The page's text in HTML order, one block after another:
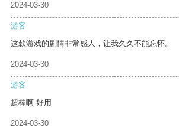
2024-03-30
游客
这款游戏的剧情非常感人，让我久久不能忘怀。
2024-03-30
游客
超棒啊 好用
2024-03-30